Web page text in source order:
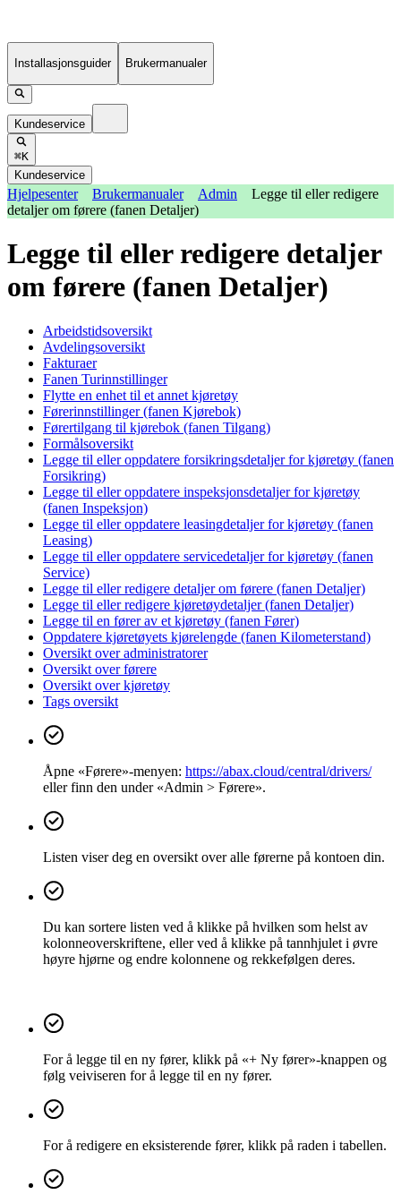
Installasjonsguider Brukermanualer
Kundeservice
⌘K
Kundeservice
Hjelpesenter Brukermanualer Admin
Legge til eller redigere
detaljer om førere (fanen Detaljer)
Legge til eller redigere detaljer
om førere (fanen Detaljer)
Arbeidstidsoversikt
Avdelingsoversikt
Fakturaer
Fanen Turinnstillinger
Flytte en enhet til et annet kjøretøy
Førerinnstillinger (fanen Kjørebok)
Førertilgang til kjørebok (fanen Tilgang)
Formålsoversikt
Legge til eller oppdatere forsikringsdetaljer for kjøretøy (fanen
Forsikring)
Legge til eller oppdatere inspeksjonsdetaljer for kjøretøy
(fanen Inspeksjon)
Legge til eller oppdatere leasingdetaljer for kjøretøy (fanen
Leasing)
Legge til eller oppdatere servicedetaljer for kjøretøy (fanen
Service)
Legge til eller redigere detaljer om førere (fanen Detaljer)
Legge til eller redigere kjøretøydetaljer (fanen Detaljer)
Legge til en fører av et kjøretøy (fanen Fører)
Oppdatere kjøretøyets kjørelengde (fanen Kilometerstand)
Oversikt over administratorer
Oversikt over førere
Oversikt over kjøretøy
Tags oversikt
Åpne «Førere»-menyen: https://abax.cloud/central/drivers/
eller finn den under «Admin > Førere».
Listen viser deg en oversikt over alle førerne på kontoen din.
Du kan sortere listen ved å klikke på hvilken som helst av
kolonneoverskriftene, eller ved å klikke på tannhjulet i øvre
høyre hjørne og endre kolonnene og rekkefølgen deres.
For å legge til en ny fører, klikk på «+ Ny fører»-knappen og
følg veiviseren for å legge til en ny fører.
For å redigere en eksisterende fører, klikk på raden i tabellen.